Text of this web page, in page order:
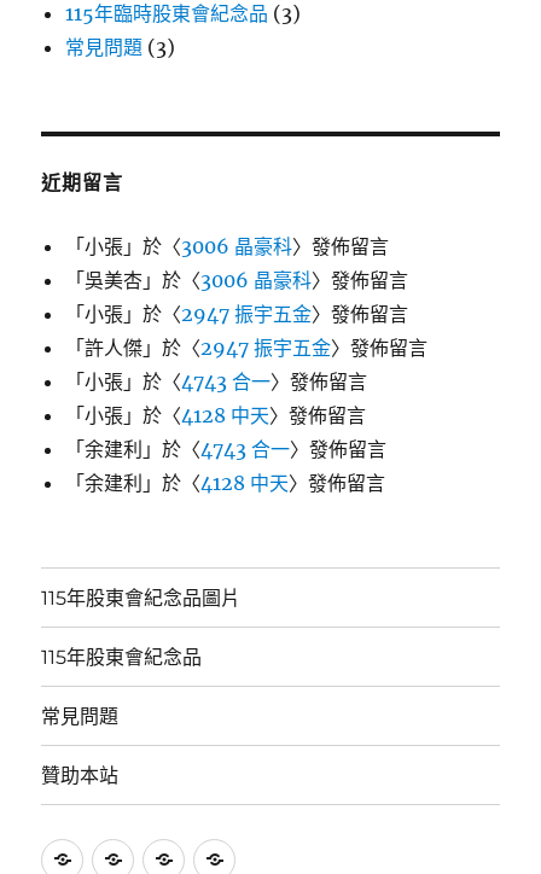
115年臨時股東會紀念品 (3)
常見問題 (3)
近期留言
「小張 」於〈3006 晶豪科〉發佈留言
「吳美杏 」於〈3006 晶豪科〉發佈留言
「小張 」於〈2947 振宇五金〉發佈留言
「許人傑 」於〈2947 振宇五金〉發佈留言
「小張 」於〈4743 合一〉發佈留言
「小張 」於〈4128 中天〉發佈留言
「余建利 」於〈4743 合一〉發佈留言
「余建利 」於〈4128 中天〉發佈留言
115年股東會紀念品圖片
115年股東會紀念品
常見問題
贊助本站
115 115 常 贊